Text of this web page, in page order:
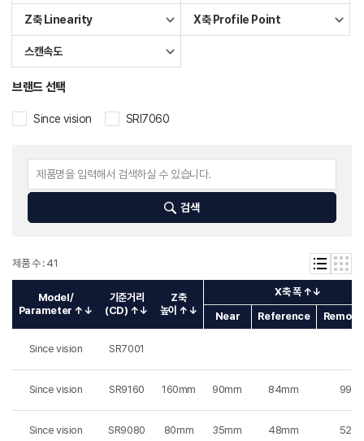
Z축 Linearity X축 Profile Point
스캔속도
브랜드 선택
Since vision SRI7060
검색
제품 수 : 41
Model/
Parameter ↑↓
기준거리
(CD) ↑↓
Z축
높이 ↑↓
X축 폭 ↑↓
Near
Reference
Since vision SR7001
Since vision SR9160 160mm 90mm 84mm
Since vision SR9080 80mm 35mm 48mm